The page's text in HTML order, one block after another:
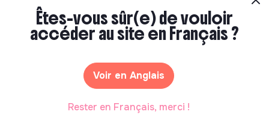
Les 25 meilleures formations RSE en 2026
Êtes-vous sûr(e) de vouloir
accéder au site en Français ?
Voir en Anglais
Rester en Français, merci !